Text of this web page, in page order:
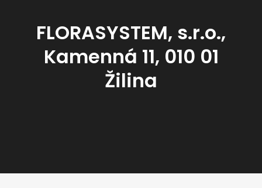
FLORASYSTEM, s.r.o.,
Kamenná 11, 010 01
Žilina